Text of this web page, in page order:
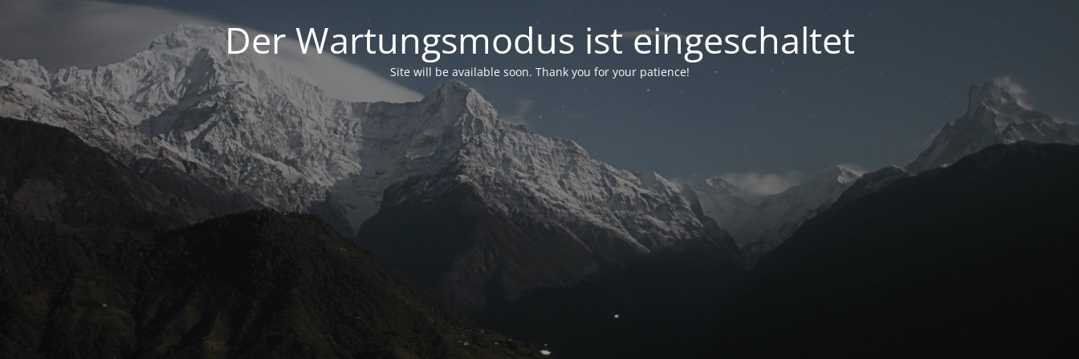
Der Wartungsmodus ist eingeschaltet
Site will be available soon. Thank you for your patience!